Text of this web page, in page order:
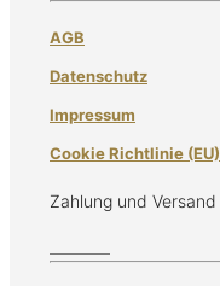
AGB
Datenschutz
Impressum
Cookie Richtlinie (EU)
Zahlung und Versand